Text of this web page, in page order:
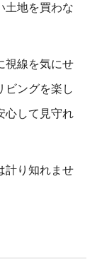
土地を買わな
視線を気にせ
ビングを楽し
心して見守れ
計り知れませ